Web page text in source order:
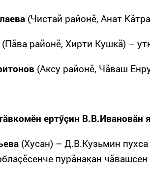
(Чистай районӗ, Анат
(Пăва районӗ, Хирти Кушкă) –
(Аксу районӗ, Чăваш
ертӳçин В.В.Ивановăн
(Хусан) – Д.В.Кузьмин
пурăнакан